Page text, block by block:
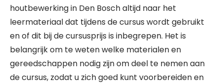
houtbewerking in Den Bosch altijd naar het
leermateriaal dat tijdens de cursus wordt gebruikt
en of dit bij de cursusprijs is inbegrepen. Het is
belangrijk om te weten welke materialen en
gereedschappen nodig zijn om deel te nemen aan
de cursus, zodat u zich goed kunt voorbereiden en